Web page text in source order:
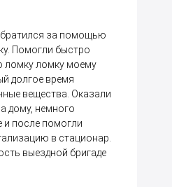
за помощью
Помогли быстро
ломку ломку моему
долгое время
вещества. Оказали
дому, немного
и после помогли
в стационар.
выездной бригаде